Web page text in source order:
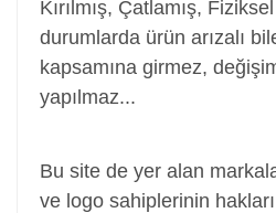
Kırılmış, Çatlamış,
durumlarda ürün arızalı
kapsamına girmez,
yapılmaz...
Bu site de yer alan
ve logo sahiplerinin